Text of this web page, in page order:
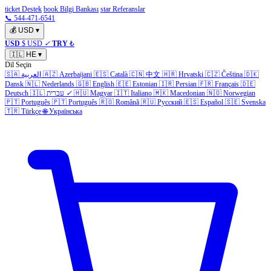
ticket Destek book Bilgi Bankası star Referanslar
📞 544-471-6541
💰 USD ▾
USD $ USD ✓ TRY ₺
🇮🇱 HE ▾
Dil Seçin
🇸🇦 العربية 🇦🇿 Azerbaijani 🇪🇸 Català 🇨🇳 中文 🇭🇷 Hrvatski 🇨🇿 Čeština 🇩🇰
Dansk 🇳🇱 Nederlands 🇬🇧 English 🇪🇪 Estonian 🇮🇷 Persian 🇫🇷 Français 🇩🇪
Deutsch 🇮🇱 עברית ✓ 🇭🇺 Magyar 🇮🇹 Italiano 🇲🇰 Macedonian 🇳🇴 Norwegian
🇵🇹 Português 🇵🇹 Português 🇷🇴 Română 🇷🇺 Русский 🇪🇸 Español 🇸🇪 Svenska
🇹🇷 Türkçe 🌐 Українська